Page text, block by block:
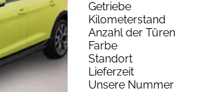
Getriebe
Kilometerstand
Anzahl der Türen
Farbe
Standort
Lieferzeit
Unsere Nummer